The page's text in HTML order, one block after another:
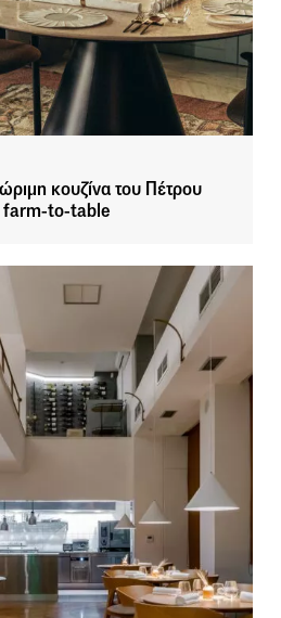
κουζίνα του Πέτρου
farm-to-table